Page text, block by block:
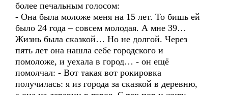
более печальным голосом:
- Она была моложе меня на 15 лет. То бишь ей
было 24 года – совсем молодая. А мне 39…
Жизнь была сказкой… Но не долгой. Через
пять лет она нашла себе городского и
помоложе, и уехала в город… - он ещё
помолчал: - Вот такая вот рокировка
получилась: я из города за сказкой в деревню,